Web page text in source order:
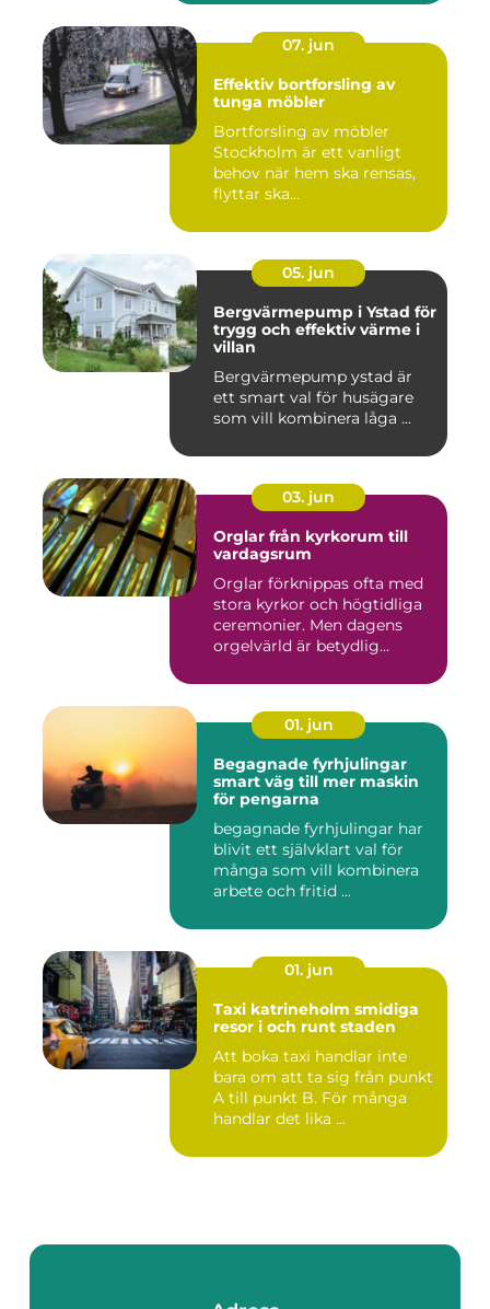
07. jun
Effektiv bortforsling av
tunga möbler
Bortforsling av möbler
Stockholm är ett vanligt
behov när hem ska rensas,
flyttar ska...
05. jun
Bergvärmepump i Ystad för
trygg och effektiv värme i
villan
Bergvärmepump ystad är
ett smart val för husägare
som vill kombinera låga ...
03. jun
Orglar från kyrkorum till
vardagsrum
Orglar förknippas ofta med
stora kyrkor och högtidliga
ceremonier. Men dagens
orgelvärld är betydlig...
01. jun
Begagnade fyrhjulingar
smart väg till mer maskin
för pengarna
begagnade fyrhjulingar har
blivit ett självklart val för
många som vill kombinera
arbete och fritid ...
01. jun
Taxi katrineholm smidiga
resor i och runt staden
Att boka taxi handlar inte
bara om att ta sig från punkt
A till punkt B. För många
handlar det lika ...